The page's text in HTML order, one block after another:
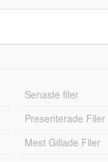
Senaste filer
Presenterade Filer
Mest Gillade Filer